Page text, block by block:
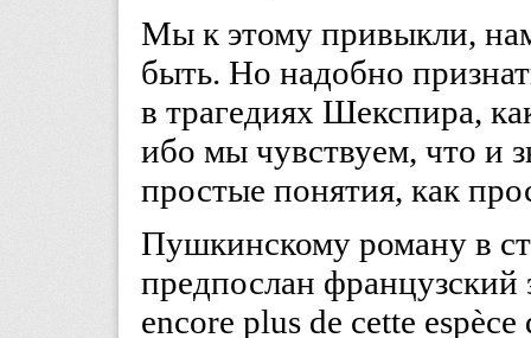
Мы к этому привыкли,
быть. Но надобно
в трагедиях Шекспира,
ибо мы чувствуем, что и
простые понятия, как
Пушкинскому роману в
предпослан
encore plus de cette